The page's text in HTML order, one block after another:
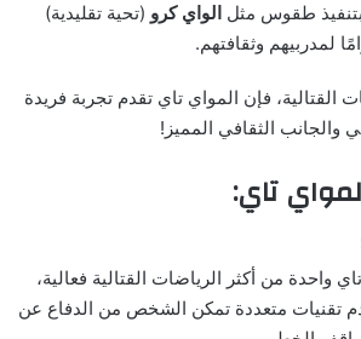
بتنفيذ طقوس مثل الواي كرو (تحية تقليدية)
لمدربيهم وثقافتهم.
القتالية، فإن المواي تاي تقدم تجربة فريدة
والجانب الثقافي المميز!
تاي:
واحدة من أكثر الرياضات القتالية فعالية،
تقنيات متعددة تمكن الشخص من الدفاع عن